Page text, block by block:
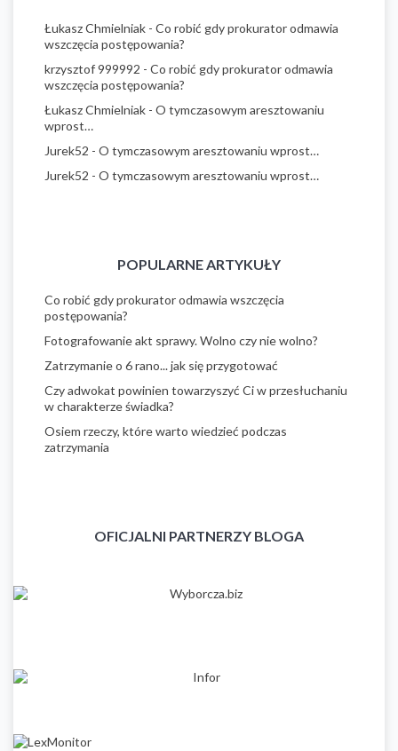
Łukasz Chmielniak - Co robić gdy prokurator odmawia
wszczęcia postępowania?
krzysztof 999992 - Co robić gdy prokurator odmawia
wszczęcia postępowania?
Łukasz Chmielniak - O tymczasowym aresztowaniu
wprost…
Jurek52 - O tymczasowym aresztowaniu wprost…
Jurek52 - O tymczasowym aresztowaniu wprost…
POPULARNE ARTYKUŁY
Co robić gdy prokurator odmawia wszczęcia
postępowania?
Fotografowanie akt sprawy. Wolno czy nie wolno?
Zatrzymanie o 6 rano... jak się przygotować
Czy adwokat powinien towarzyszyć Ci w przesłuchaniu
w charakterze świadka?
Osiem rzeczy, które warto wiedzieć podczas
zatrzymania
OFICJALNI PARTNERZY BLOGA